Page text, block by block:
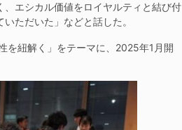
エシカル価値をロイヤルティと結び付
ただいた」などと話した。
を紐解く」をテーマに、2025年1月開